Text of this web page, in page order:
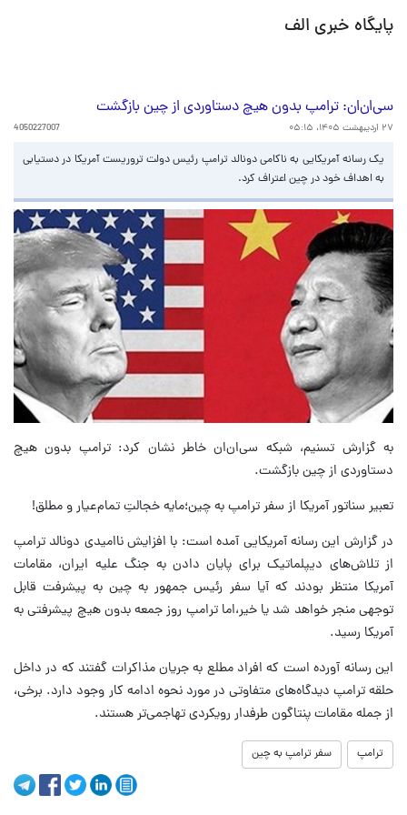
پایگاه خبری الف
سی‌ان‌ان: ترامپ بدون هیچ دستاوردی از چین بازگشت
۲۷ اردیبهشت ۱۴۰۵، ۰۵:۱۵ 4050227007
یک رسانه آمریکایی به ناکامی دونالد ترامپ رئیس دولت تروریست آمریکا در دستیابی
به اهداف خود در چین اعتراف کرد.
به گزارش تسنیم، شبکه سی‌ان‌ان خاطر نشان کرد: ترامپ بدون هیچ
دستاوردی از چین بازگشت.
تعبیر سناتور آمریکا از سفر ترامپ به چین؛مایه خجالتِ تمام‌عیار و مطلق!
در گزارش این رسانه آمریکایی آمده است: با افزایش ناامیدی دونالد ترامپ
از تلاش‌های دیپلماتیک برای پایان دادن به جنگ علیه ایران، مقامات
آمریکا منتظر بودند که آیا سفر رئیس جمهور به چین به پیشرفت قابل
توجهی منجر خواهد شد یا خیر،اما ترامپ روز جمعه بدون هیچ پیشرفتی به
آمریکا رسید.
این رسانه آورده است که افراد مطلع به جریان مذاکرات گفتند که در داخل
حلقه ترامپ دیدگاه‌های متفاوتی در مورد نحوه ادامه کار وجود دارد. برخی،
از جمله مقامات پنتاگون طرفدار رویکردی تهاجمی‌تر هستند.
ترامپ سفر ترامپ به چین